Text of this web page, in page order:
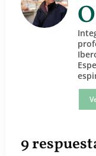
9